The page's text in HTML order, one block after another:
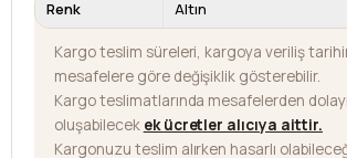
Renk Altın
Kargo teslim süreleri, kargoya veriliş
mesafelere göre değişiklik gösterebilir.
Kargo teslimatlarında mesafelerden dolayı
oluşabilecek ek ücretler alıcıya aittir.
Kargonuzu teslim alırken hasarlı